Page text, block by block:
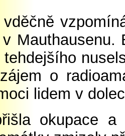
v
o
lidem v
okupace a